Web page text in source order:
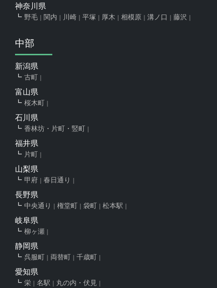
神奈川県
野毛 関内 川崎 平塚 厚木 相模原 溝ノ口 藤沢
中部
新潟県
古町
富山県
桜木町
石川県
香林坊・片町・竪町
福井県
片町
山梨県
甲府 春日通り
長野県
中央通り 権堂町 袋町 松本駅
岐阜県
柳ヶ瀬
静岡県
呉服町 両替町 千歳町
愛知県
栄 名駅 丸の内・伏見